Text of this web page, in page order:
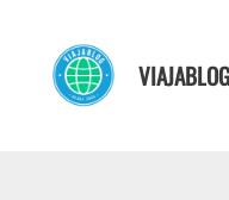
contenido
VIAJABLOG